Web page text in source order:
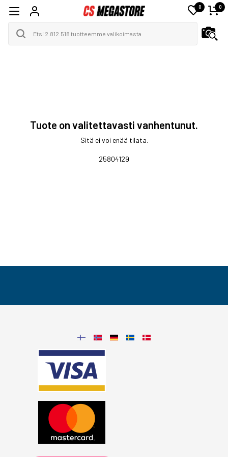
0 0
Tuote on valitettavasti vanhentunut.
Sitä ei voi enää tilata.
25804129